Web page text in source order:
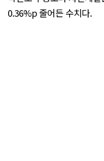
0.36%p 줄어든 수치다.